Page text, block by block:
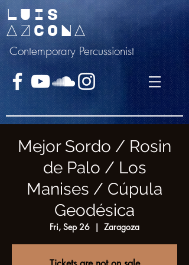
LUIS
AZCONA
Contemporary Percussionist
Mejor Sordo / Rosin
de Palo / Los
Manises / Cúpula
Geodésica
Fri, Sep 26
  |
Zaragoza